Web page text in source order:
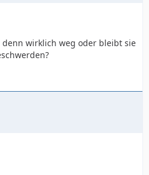
wirklich weg oder bleibt sie